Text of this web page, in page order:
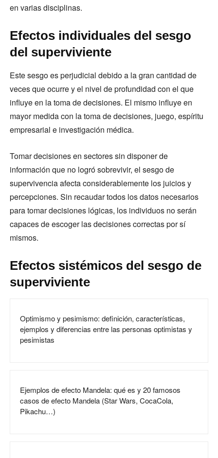
en varias disciplinas.
Efectos individuales del sesgo
del superviviente
Este sesgo es perjudicial debido a la gran cantidad de
veces que ocurre y el nivel de profundidad con el que
influye en la toma de decisiones. El mismo influye en
mayor medida con la toma de decisiones, juego, espíritu
empresarial e investigación médica.
Tomar decisiones en sectores sin disponer de
información que no logró sobrevivir, el sesgo de
supervivencia afecta considerablemente los juicios y
percepciones. Sin recaudar todos los datos necesarios
para tomar decisiones lógicas, los individuos no serán
capaces de escoger las decisiones correctas por sí
mismos.
Efectos sistémicos del sesgo de
superviviente
Optimismo y pesimismo: definición, características,
ejemplos y diferencias entre las personas optimistas y
pesimistas
Ejemplos de efecto Mandela: qué es y 20 famosos
casos de efecto Mandela (Star Wars, CocaCola,
Pikachu…)